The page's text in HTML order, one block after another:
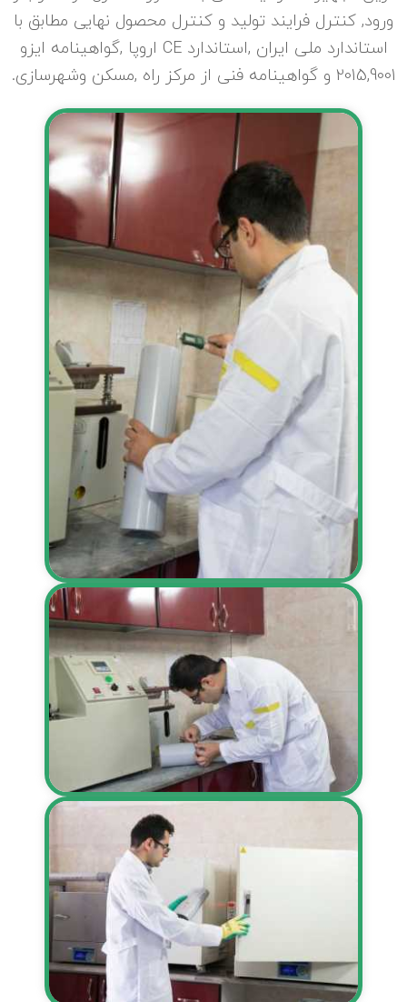
ورود, کنترل فرایند تولید و کنترل محصول نهایی مطابق با
استاندارد ملی ایران ,استاندارد CE اروپا ,گواهینامه ایزو
2015,9001 و گواهینامه فنی از مرکز راه ,مسکن وشهرسازی.